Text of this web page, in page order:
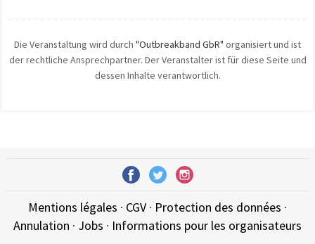
Die Veranstaltung wird durch "Outbreakband GbR" organisiert und ist
der rechtliche Ansprechpartner. Der Veranstalter ist für diese Seite und
dessen Inhalte verantwortlich.
Mentions légales · CGV· Protection des données ·
Annulation · Jobs · Informations pour les organisateurs